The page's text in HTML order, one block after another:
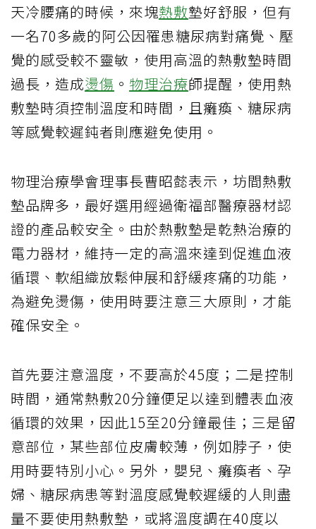
天冷腰痛的時候，來塊熱敷墊好舒服，但有
一名70多歲的阿公因罹患糖尿病對痛覺、壓
覺的感受較不靈敏，使用高溫的熱敷墊時間
過長，造成燙傷 。 物理治療師提醒，使用熱
敷墊時須控制溫度和時間，且癱瘓、糖尿病
等感覺較遲鈍者則應避免使用。
物理治療學會理事長曹昭懿表示，坊間熱敷
墊品牌多，最好選用經過衛福部醫療器材認
證的產品較安全。由於熱敷墊是乾熱治療的
電力器材，維持一定的高溫來達到促進血液
循環、軟組織放鬆伸展和舒緩疼痛的功能，
為避免燙傷，使用時要注意三大原則，才能
確保安全。
首先要注意溫度，不要高於45度；二是控制
時間，通常熱敷20分鐘便足以達到體表血液
循環的效果，因此15至20分鐘最佳；三是留
意部位，某些部位皮膚較薄，例如脖子，使
用時要特別小心。另外，嬰兒、癱瘓者、孕
婦、糖尿病患等對溫度感覺較遲緩的人則盡
量不要使用熱敷墊，或將溫度調在40度以